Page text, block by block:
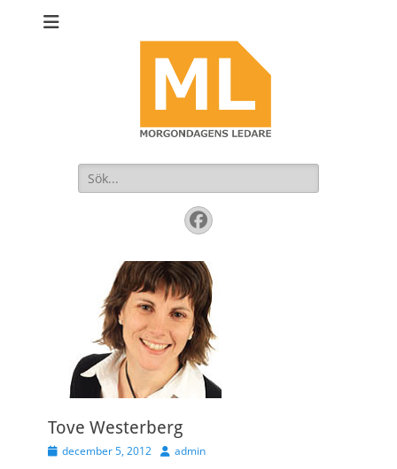
Sök
efter:
Facebook
Tove Westerberg
Publicerad
december 5, 2012 Författare
admin